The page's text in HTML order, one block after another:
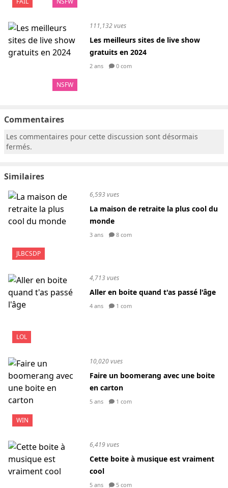
NSFW
111,132 vues
Les meilleurs sites de live show
gratuits en 2024
2 ans 0 com
Commentaires
Les commentaires pour cette discussion sont désormais
fermés.
Similaires
JLBCSDP
6,593 vues
La maison de retraite la plus cool du
monde
3 ans 8 com
LOL
4,713 vues
Aller en boite quand t'as passé l'âge
4 ans 1 com
WIN
10,020 vues
Faire un boomerang avec une boite
en carton
5 ans 1 com
6,419 vues
Cette boite à musique est vraiment
cool
5 ans 5 com